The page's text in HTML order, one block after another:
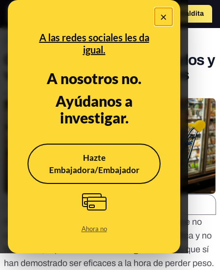
×
A las redes sociales les da
igual.
A nosotros no.
Ayúdanos a
investigar.
Hazte
Embajadora/Embajador
Ahora no
Hazte Maldita
PREBUNKING
Come menos ultraprocesados y
vigila los azúcares añadidos
Sep 24, 2018, 8:45:46 AM
que no
necesitas probar porque no tienen base científica y no
funcionan, aquí vamos a contar algunos trucos que sí
han demostrado ser eficaces a la hora de perder peso.